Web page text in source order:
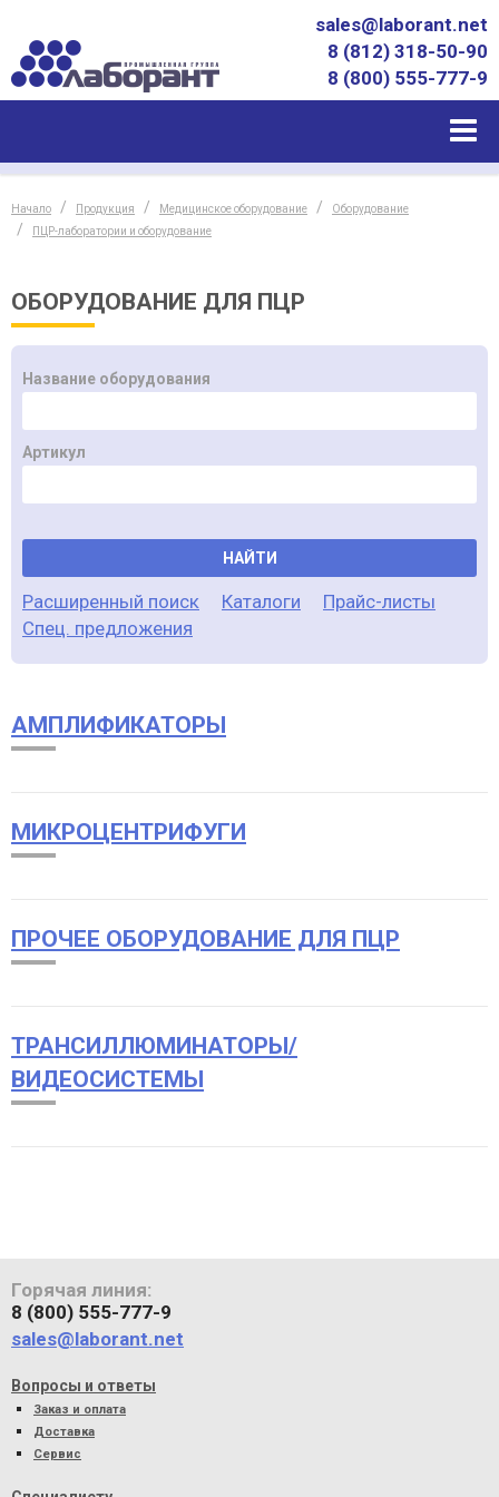
sales@laborant.net
8 (812) 318-50-90
8 (800) 555-777-9
Начало Продукция Медицинское оборудование
Оборудование
ПЦР-лаборатории и оборудование
ОБОРУДОВАНИЕ ДЛЯ ПЦР
Название оборудования
Артикул
НАЙТИ
Расширенный поиск Каталоги
Прайс-листы
Спец. предложения
АМПЛИФИКАТОРЫ
МИКРОЦЕНТРИФУГИ
ПРОЧЕЕ ОБОРУДОВАНИЕ ДЛЯ ПЦР
ТРАНСИЛЛЮМИНАТОРЫ/
ВИДЕОСИСТЕМЫ
Горячая линия:
8 (800) 555-777-9
sales@laborant.net
Вопросы и ответы
Заказ и оплата
Доставка
Сервис